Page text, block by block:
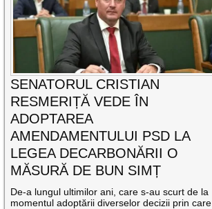
SENATORUL CRISTIAN
RESMERIȚĂ VEDE ÎN
ADOPTAREA
AMENDAMENTULUI PSD LA
LEGEA DECARBONĂRII O
MĂSURĂ DE BUN SIMȚ
De-a lungul ultimilor ani, care s-au scurt de la
momentul adoptării diverselor decizii prin care